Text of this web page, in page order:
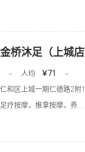
金桥沐足（上城
- 人均 ￥71
-
仁和区上城一期仁德路2附
足疗按摩，推拿按摩，养...